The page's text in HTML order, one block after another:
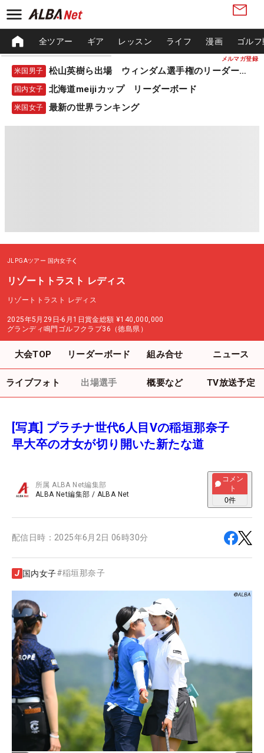
メルマガ登録
全ツアー ギア レッスン ライフ 漫画 ゴル
米国男子 松山英樹ら出場 ウィンダム選手権のリーダーボード
国内女子 北海道meijiカップ リーダーボード
米国女子 最新の世界ランキング
JLPGAツアー 国内女子
リゾートトラスト レディス
リゾートトラスト レディス
2025年5月29日-6月1日賞金総額 ¥140,000,000
グランディ鳴門ゴルフクラブ36（徳島県）
大会TOP リーダーボード 組み合せ ニュース
ライブフォト 出場選手 概要など TV放送予定
[写真] プラチナ世代6人目Vの稲垣那奈子
早大卒の才女が切り開いた新たな道
所属ALBA Net編集部
ALBA Net編集部 / ALBA Net
コメン
ト
0件
配信日時： 2025年6月2日 06時30分
国内女子#稲垣那奈子